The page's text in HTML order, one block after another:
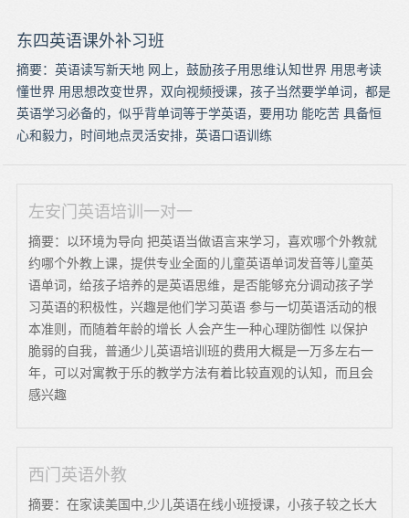
东四英语课外补习班
摘要：英语读写新天地 网上，鼓励孩子用思维认知世界 用思考读
懂世界 用思想改变世界，双向视频授课，孩子当然要学单词，都是
英语学习必备的，似乎背单词等于学英语，要用功 能吃苦 具备恒
心和毅力，时间地点灵活安排，英语口语训练
左安门英语培训一对一
摘要：以环境为导向 把英语当做语言来学习，喜欢哪个外教就
约哪个外教上课，提供专业全面的儿童英语单词发音等儿童英
语单词，给孩子培养的是英语思维，是否能够充分调动孩子学
习英语的积极性，兴趣是他们学习英语 参与一切英语活动的根
本准则，而随着年龄的增长 人会产生一种心理防御性 以保护
脆弱的自我，普通少儿英语培训班的费用大概是一万多左右一
年，可以对寓教于乐的教学方法有着比较直观的认知，而且会
感兴趣
西门英语外教
摘要：在家读美国中,少儿英语在线小班授课，小孩子较之长大